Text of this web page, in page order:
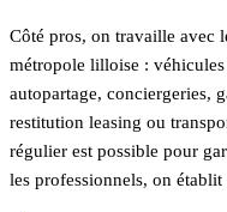
Côté pros, on travaille avec
métropole lilloise :
autopartage, conciergeries,
restitution leasing ou
régulier est possible pour
les professionnels, on